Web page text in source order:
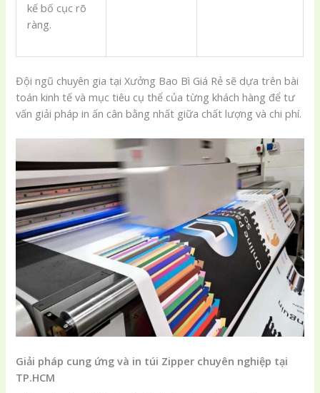
kế bố cục rõ
ràng.
Đội ngũ chuyên gia tại Xưởng Bao Bì Giá Rẻ sẽ dựa trên bài
toán kinh tế và mục tiêu cụ thể của từng khách hàng để tư
vấn giải pháp in ấn cân bằng nhất giữa chất lượng và chi phí.
Giải pháp cung ứng và in túi Zipper chuyên nghiệp tại
TP.HCM